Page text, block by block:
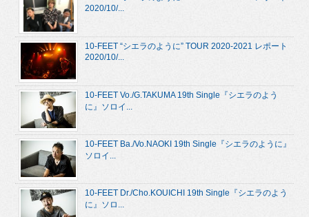
2020/10/...
10-FEET “シエラのように” TOUR 2020-2021 レポート
2020/10/...
10-FEET Vo./G.TAKUMA 19th Single『シエラのよう
に』ソロイ...
10-FEET Ba./Vo.NAOKI 19th Single『シエラのように』
ソロイ...
10-FEET Dr./Cho.KOUICHI 19th Single『シエラのよう
に』ソロ...